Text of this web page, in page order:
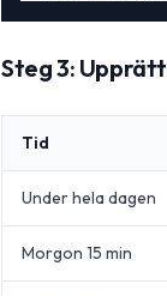
Steg 3:
Tid
Under hela dagen
Morgon 15 min